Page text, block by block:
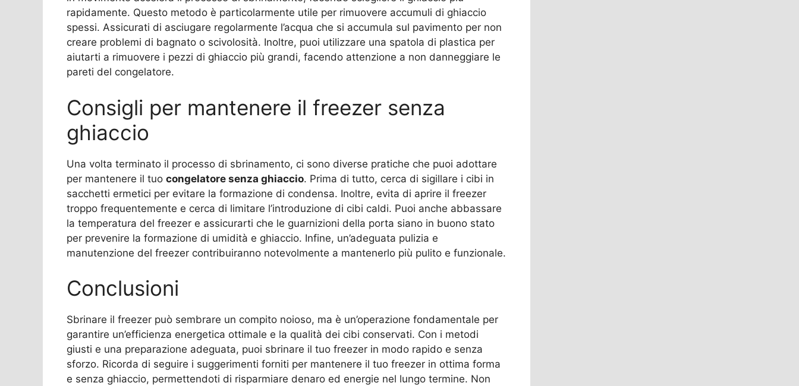
rapidamente. Questo metodo è particolarmente utile per rimuovere accumuli di ghiaccio
spessi. Assicurati di asciugare regolarmente l’acqua che si accumula sul pavimento per non
creare problemi di bagnato o scivolosità. Inoltre, puoi utilizzare una spatola di plastica per
aiutarti a rimuovere i pezzi di ghiaccio più grandi, facendo attenzione a non danneggiare le
pareti del congelatore.
Consigli per mantenere il freezer senza
ghiaccio
Una volta terminato il processo di sbrinamento, ci sono diverse pratiche che puoi adottare
per mantenere il tuo congelatore senza ghiaccio. Prima di tutto, cerca di sigillare i cibi in
sacchetti ermetici per evitare la formazione di condensa. Inoltre, evita di aprire il freezer
troppo frequentemente e cerca di limitare l’introduzione di cibi caldi. Puoi anche abbassare
la temperatura del freezer e assicurarti che le guarnizioni della porta siano in buono stato
per prevenire la formazione di umidità e ghiaccio. Infine, un’adeguata pulizia e
manutenzione del freezer contribuiranno notevolmente a mantenerlo più pulito e funzionale.
Conclusioni
Sbrinare il freezer può sembrare un compito noioso, ma è un’operazione fondamentale per
garantire un’efficienza energetica ottimale e la qualità dei cibi conservati. Con i metodi
giusti e una preparazione adeguata, puoi sbrinare il tuo freezer in modo rapido e senza
sforzo. Ricorda di seguire i suggerimenti forniti per mantenere il tuo freezer in ottima forma
e senza ghiaccio, permettendoti di risparmiare denaro ed energie nel lungo termine. Non